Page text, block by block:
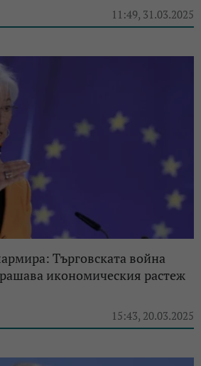
11:49, 31.03.2025
Търговската война
икономическия растеж
15:43, 20.03.2025